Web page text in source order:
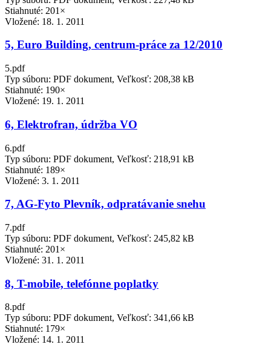
Stiahnuté: 201×
Vložené: 18. 1. 2011
5, Euro Building, centrum-práce za 12/2010
5.pdf
Typ súboru: PDF dokument, Veľkosť: 208,38 kB
Stiahnuté: 190×
Vložené: 19. 1. 2011
6, Elektrofran, údržba VO
6.pdf
Typ súboru: PDF dokument, Veľkosť: 218,91 kB
Stiahnuté: 189×
Vložené: 3. 1. 2011
7, AG-Fyto Plevník, odpratávanie snehu
7.pdf
Typ súboru: PDF dokument, Veľkosť: 245,82 kB
Stiahnuté: 201×
Vložené: 31. 1. 2011
8, T-mobile, telefónne poplatky
8.pdf
Typ súboru: PDF dokument, Veľkosť: 341,66 kB
Stiahnuté: 179×
Vložené: 14. 1. 2011